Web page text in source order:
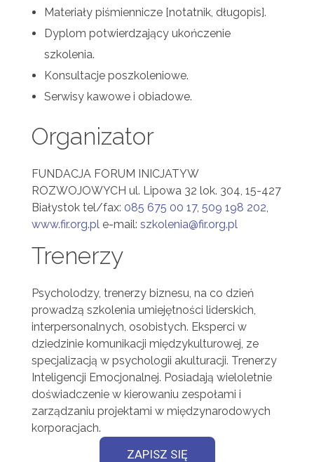
Materiały piśmiennicze [notatnik, długopis].
Dyplom potwierdzający ukończenie
szkolenia.
Konsultacje poszkoleniowe.
Serwisy kawowe i obiadowe.
Organizator
FUNDACJA FORUM INICJATYW
ROZWOJOWYCH ul. Lipowa 32 lok. 304, 15-427
Białystok tel/fax: 085 675 00 17, 509 198 202,
www.fir.org.pl e-mail: szkolenia@fir.org.pl
Trenerzy
Psycholodzy, trenerzy biznesu, na co dzień
prowadzą szkolenia umiejętności liderskich,
interpersonalnych, osobistych. Eksperci w
dziedzinie komunikacji międzykulturowej, ze
specjalizacją w psychologii akulturacji. Trenerzy
Inteligencji Emocjonalnej. Posiadają wieloletnie
doświadczenie w kierowaniu zespołami i
zarządzaniu projektami w międzynarodowych
korporacjach.
ZAPISZ SIĘ